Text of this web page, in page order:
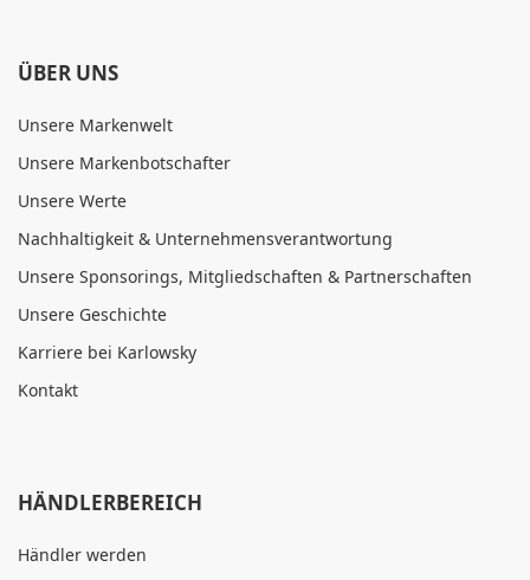
ÜBER UNS
Unsere Markenwelt
Unsere Markenbotschafter
Unsere Werte
Nachhaltigkeit & Unternehmensverantwortung
Unsere Sponsorings, Mitgliedschaften & Partnerschaften
Unsere Geschichte
Karriere bei Karlowsky
Kontakt
HÄNDLERBEREICH
Händler werden